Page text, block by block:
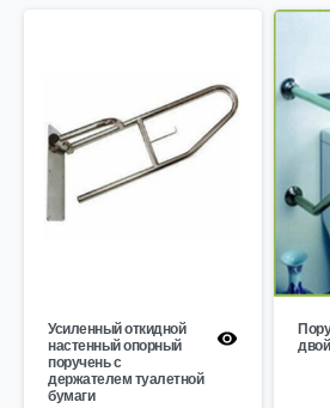
Усиленный откидной
настенный опорный
поручень с
держателем туалетной
бумаги